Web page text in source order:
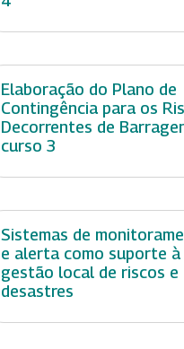
Elaboração do Plano de
Contingência para os
Decorrentes de
curso 3
Sistemas de
e alerta como suporte à
gestão local de riscos e
desastres